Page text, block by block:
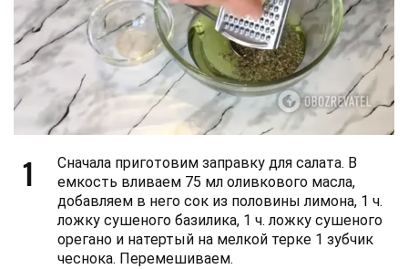
1
Сначала приготовим заправку для салата. В
емкость вливаем 75 мл оливкового масла,
добавляем в него сок из половины лимона, 1 ч.
ложку сушеного базилика, 1 ч. ложку сушеного
орегано и натертый на мелкой терке 1 зубчик
чеснока. Перемешиваем.